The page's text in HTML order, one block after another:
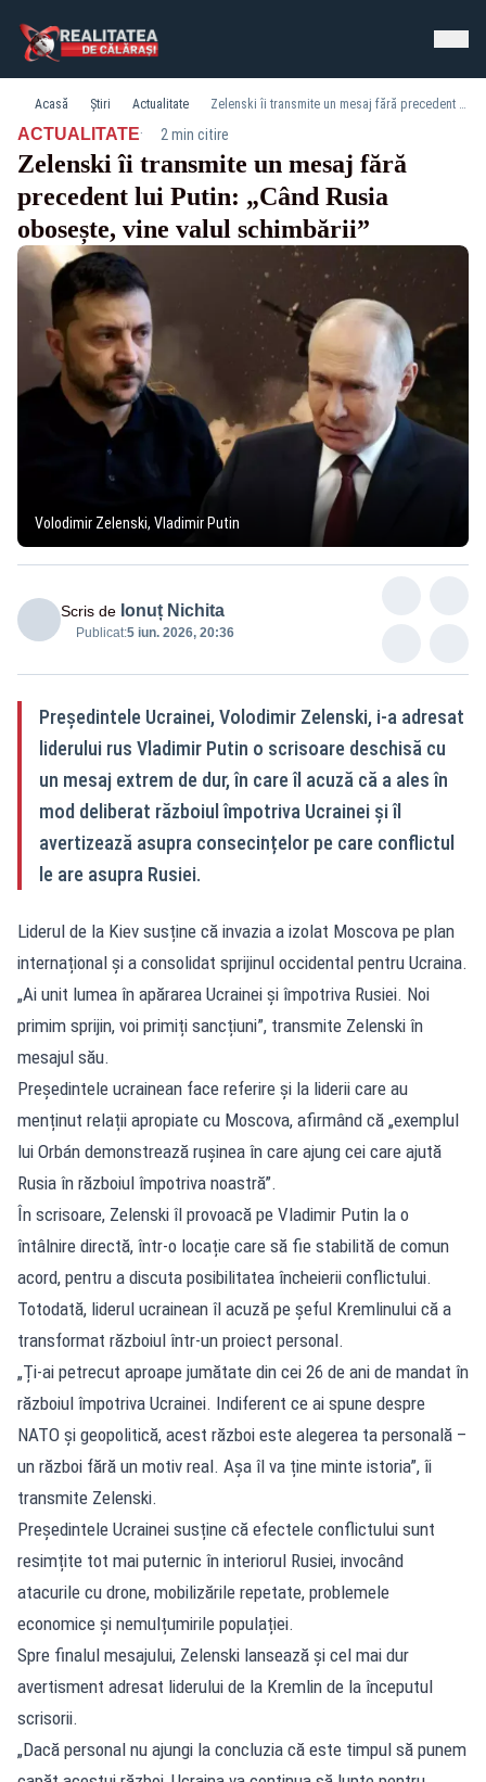
Acasă Știri Actualitate Zelenski îi transmite un mesaj fără precedent lui Putin: „Când Rusia obosește, vine valul schimbării”
ACTUALITATE· 2 min citire
Zelenski îi transmite un mesaj fără
precedent lui Putin: „Când Rusia
obosește, vine valul schimbării”
Volodimir Zelenski, Vladimir Putin
Scris de Ionuț Nichita
Publicat:5 iun. 2026, 20:36
Președintele Ucrainei, Volodimir Zelenski, i-a adresat
liderului rus Vladimir Putin o scrisoare deschisă cu
un mesaj extrem de dur, în care îl acuză că a ales în
mod deliberat războiul împotriva Ucrainei și îl
avertizează asupra consecințelor pe care conflictul
le are asupra Rusiei.
Liderul de la Kiev susține că invazia a izolat Moscova pe plan
internațional și a consolidat sprijinul occidental pentru Ucraina.
„Ai unit lumea în apărarea Ucrainei și împotriva Rusiei. Noi
primim sprijin, voi primiți sancțiuni”, transmite Zelenski în
mesajul său.
Președintele ucrainean face referire și la liderii care au
menținut relații apropiate cu Moscova, afirmând că „exemplul
lui Orbán demonstrează rușinea în care ajung cei care ajută
Rusia în războiul împotriva noastră”.
În scrisoare, Zelenski îl provoacă pe Vladimir Putin la o
întâlnire directă, într-o locație care să fie stabilită de comun
acord, pentru a discuta posibilitatea încheierii conflictului.
Totodată, liderul ucrainean îl acuză pe șeful Kremlinului că a
transformat războiul într-un proiect personal.
„Ți-ai petrecut aproape jumătate din cei 26 de ani de mandat în
războiul împotriva Ucrainei. Indiferent ce ai spune despre
NATO și geopolitică, acest război este alegerea ta personală –
un război fără un motiv real. Așa îl va ține minte istoria”, îi
transmite Zelenski.
Președintele Ucrainei susține că efectele conflictului sunt
resimțite tot mai puternic în interiorul Rusiei, invocând
atacurile cu drone, mobilizările repetate, problemele
economice și nemulțumirile populației.
Spre finalul mesajului, Zelenski lansează și cel mai dur
avertisment adresat liderului de la Kremlin de la începutul
scrisorii.
„Dacă personal nu ajungi la concluzia că este timpul să punem